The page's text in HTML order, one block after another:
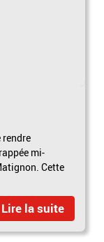
rendre
mi-
Cette
Lire la suite